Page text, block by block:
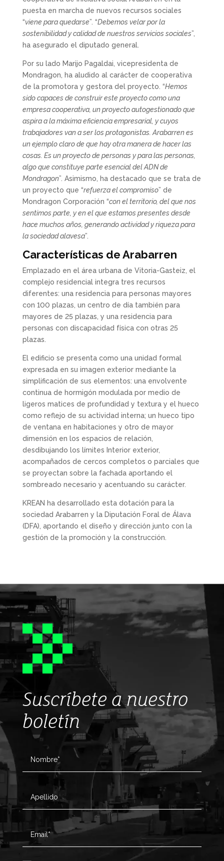
puesta en marcha de nuevos recursos sociales
“viene para quedarse”. “Debemos velar por la
sostenibilidad y calidad de nuestros servicios sociales”,
ha asegurado el diputado general.
Por su lado Marijo Pagaldai, vicepresidenta de
Mondragon, ha aludido al carácter de cooperativa
de la promotora y gestora del proyecto. “Hemos
sido capaces de construir este proyecto como una
empresa cooperativa, un proyecto autogestionado que
aspira a la máxima eficiencia empresarial, y cuyos
trabajadores van a ser los protagonistas. Arabarren es
un ejemplo claro de que hay otra manera de hacer las
cosas. Es un proyecto de personas y para las personas,
algo que constituye parte esencial del ADN de
Mondragon”. Asimismo, ha destacado que se trata de
un proyecto que “refuerza el compromiso” de
Mondragon Corporación “con el territorio, del que nos
sentimos parte, y en el que estamos presentes desde
hace muchos años, generando actividad y riqueza para
la sociedad alavesa”.
Características de Arabarren
Emplazado en el área urbana de Vitoria-Gasteiz, el
complejo residencial integra tres recursos
diferentes: una residencia para personas mayores
con 100 plazas, un centro de día también para
mayores de 25 plazas, y una residencia para
personas con discapacidad física con otras 25
plazas.
El edificio se presenta como una unidad formal
expresada en su imagen exterior mediante la
simplificación de sus elementos: una envolvente
continua de hormigón modulada por medio de
ligeros matices de profundidad y textura y el hueco
como reflejo de su actividad interna; un hueco tipo
de ventana en habitaciones y otro de mayor
dimensión en los espacios de relación,
desdibujando los límites Interior exterior,
acompañados de cercos completos o parciales que
se proyectan sobre la fachada aportando el
sombreado necesario y acentuando su carácter.
KREAN ha desarrollado esta dotación para la
sociedad Arabarren y la Diputación Foral de Álava
(DFA), aportando el diseño y dirección junto con la
gestión de la promoción y la construcción.
Suscríbete a nuestro
boletín